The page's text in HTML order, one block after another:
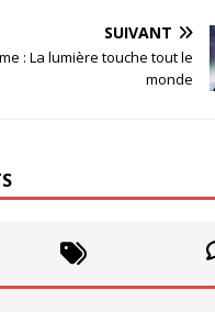
SUIVANT
: La lumière touche tout le
monde